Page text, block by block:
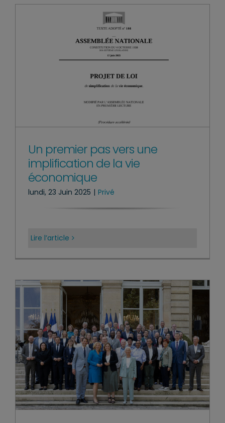
Un premier pas vers une
implification de la vie
économique
lundi, 23 Juin 2025 | Privé
Lire l’article